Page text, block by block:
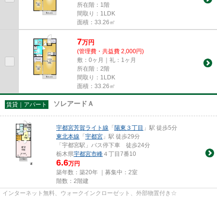
所在階：1階
間取り：1LDK
面積：33.26㎡
7万円
(管理費・共益費 2,000円)
敷：0ヶ月｜礼：1ヶ月
所在階：2階
間取り：1LDK
面積：33.26㎡
賃貸｜アパート ソレアードＡ
宇都宮芳賀ライト線 「陽東３丁目 」駅 徒歩5分
東北本線 「宇都宮 」駅 徒歩29分
「宇都宮駅」バス停下車 徒歩24分
栃木県宇都宮市峰 ４丁目7番10
6.6万円
築年数：築20年 ｜募集中： 2室
階数：2階建
インターネット無料、ウォークインクローゼット、外部物置付き☆